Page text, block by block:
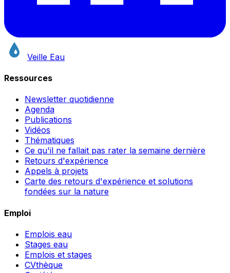
Veille Eau
Ressources
Newsletter quotidienne
Agenda
Publications
Vidéos
Thématiques
Ce qu'il ne fallait pas rater la semaine dernière
Retours d'expérience
Appels à projets
Carte des retours d'expérience et solutions
fondées sur la nature
Emploi
Emplois eau
Stages eau
Emplois et stages
CVthèque